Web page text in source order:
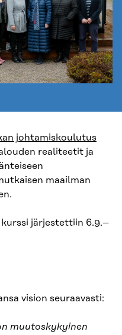
johtamiskoulutus
realiteetit ja
maailman
järjestettiin 6.9.–
vision seuraavasti:
muutoskykyinen